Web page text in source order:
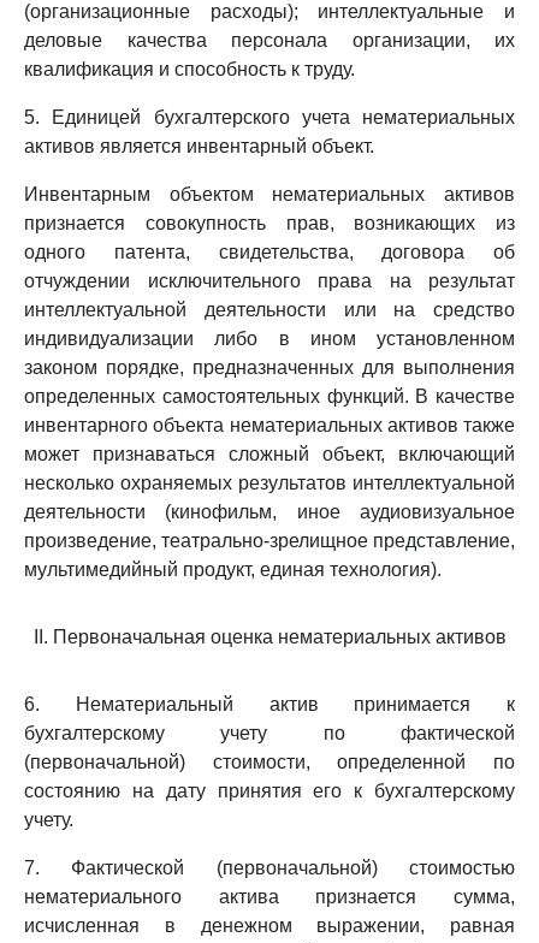
(организационные расходы); интеллектуальные и
деловые качества персонала организации, их
квалификация и способность к труду.
5. Единицей бухгалтерского учета нематериальных
активов является инвентарный объект.
Инвентарным объектом нематериальных активов
признается совокупность прав, возникающих из
одного патента, свидетельства, договора об
отчуждении исключительного права на результат
интеллектуальной деятельности или на средство
индивидуализации либо в ином установленном
законом порядке, предназначенных для выполнения
определенных самостоятельных функций. В качестве
инвентарного объекта нематериальных активов также
может признаваться сложный объект, включающий
несколько охраняемых результатов интеллектуальной
деятельности (кинофильм, иное аудиовизуальное
произведение, театрально-зрелищное представление,
мультимедийный продукт, единая технология).
II. Первоначальная оценка нематериальных активов
6. Нематериальный актив принимается к
бухгалтерскому учету по фактической
(первоначальной) стоимости, определенной по
состоянию на дату принятия его к бухгалтерскому
учету.
7. Фактической (первоначальной) стоимостью
нематериального актива признается сумма,
исчисленная в денежном выражении, равная